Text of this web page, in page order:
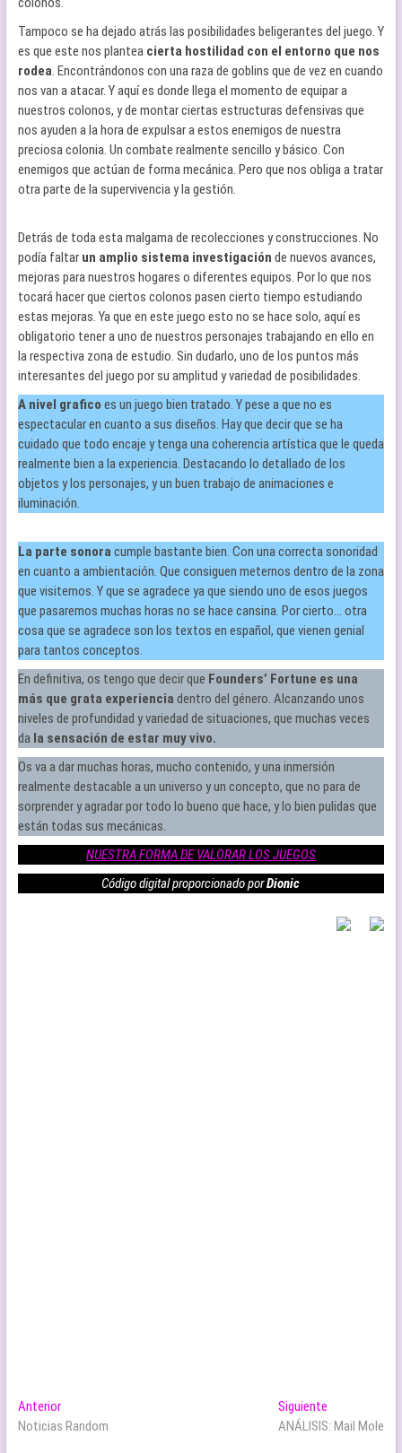
Tampoco se ha dejado atrás las posibilidades beligerantes del juego. Y
es que este nos plantea cierta hostilidad con el entorno que nos
rodea. Encontrándonos con una raza de goblins que de vez en cuando
nos van a atacar. Y aquí es donde llega el momento de equipar a
nuestros colonos, y de montar ciertas estructuras defensivas que
nos ayuden a la hora de expulsar a estos enemigos de nuestra
preciosa colonia. Un combate realmente sencillo y básico. Con
enemigos que actúan de forma mecánica. Pero que nos obliga a tratar
otra parte de la supervivencia y la gestión.
Detrás de toda esta malgama de recolecciones y construcciones. No
podía faltar un amplio sistema investigación de nuevos avances,
mejoras para nuestros hogares o diferentes equipos. Por lo que nos
tocará hacer que ciertos colonos pasen cierto tiempo estudiando
estas mejoras. Ya que en este juego esto no se hace solo, aquí es
obligatorio tener a uno de nuestros personajes trabajando en ello en
la respectiva zona de estudio. Sin dudarlo, uno de los puntos más
interesantes del juego por su amplitud y variedad de posibilidades.
A nivel grafico es un juego bien tratado. Y pese a que no es
espectacular en cuanto a sus diseños. Hay que decir que se ha
cuidado que todo encaje y tenga una coherencia artística que le queda
realmente bien a la experiencia. Destacando lo detallado de los
objetos y los personajes, y un buen trabajo de animaciones e
iluminación.
La parte sonoracumple bastante bien. Con una correcta sonoridad
en cuanto a ambientación. Que consiguen meternos dentro de la zona
que visitemos. Y que se agradece ya que siendo uno de esos juegos
que pasaremos muchas horas no se hace cansina. Por cierto… otra
cosa que se agradece son los textos en español, que vienen genial
para tantos conceptos.
En definitiva, os tengo que decir que Founders’ Fortune es una
más que grata experiencia dentro del género. Alcanzando unos
niveles de profundidad y variedad de situaciones, que muchas veces
da la sensación de estar muy vivo.
Os va a dar muchas horas, mucho contenido, y una inmersión
realmente destacable a un universo y un concepto, que no para de
sorprender y agradar por todo lo bueno que hace, y lo bien pulidas que
están todas sus mecánicas.
NUESTRA FORMA DE VALORAR LOS JUEGOS
Código digital proporcionado porDionic
Navegación
de
AnteriorEntrada
anterior:
Noticias Random
Siguiente
siguiente:
ANÁLISIS: Mail Mole